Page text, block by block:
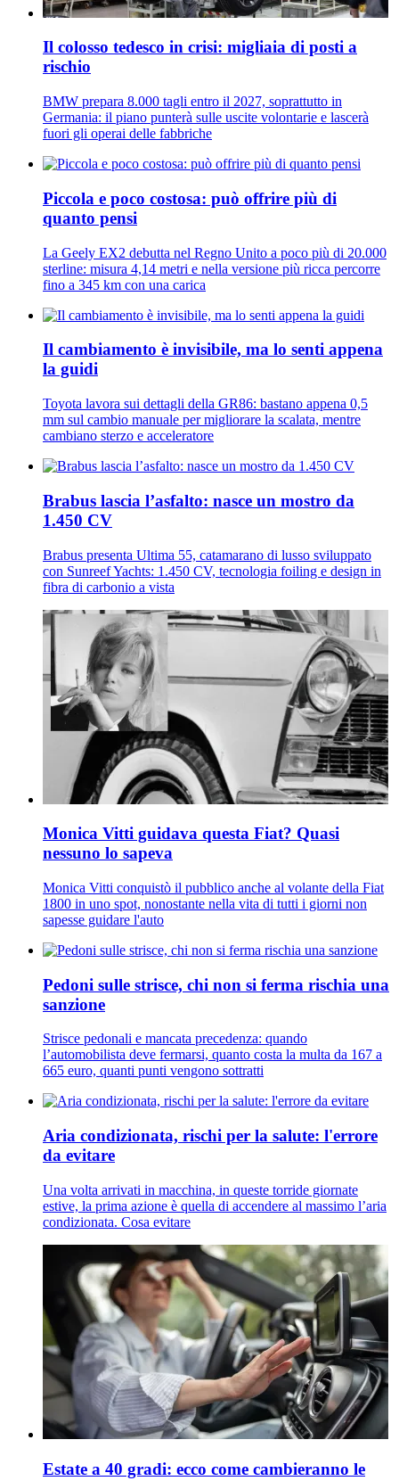
Il colosso tedesco in crisi: migliaia di posti a
rischio
BMW prepara 8.000 tagli entro il 2027, soprattutto in
Germania: il piano punterà sulle uscite volontarie e lascerà
fuori gli operai delle fabbriche
Piccola e poco costosa: può offrire più di
quanto pensi
La Geely EX2 debutta nel Regno Unito a poco più di 20.000
sterline: misura 4,14 metri e nella versione più ricca percorre
fino a 345 km con una carica
Il cambiamento è invisibile, ma lo senti appena
la guidi
Toyota lavora sui dettagli della GR86: bastano appena 0,5
mm sul cambio manuale per migliorare la scalata, mentre
cambiano sterzo e acceleratore
Brabus lascia l’asfalto: nasce un mostro da
1.450 CV
Brabus presenta Ultima 55, catamarano di lusso sviluppato
con Sunreef Yachts: 1.450 CV, tecnologia foiling e design in
fibra di carbonio a vista
Monica Vitti guidava questa Fiat? Quasi
nessuno lo sapeva
Monica Vitti conquistò il pubblico anche al volante della Fiat
1800 in uno spot, nonostante nella vita di tutti i giorni non
sapesse guidare l'auto
Pedoni sulle strisce, chi non si ferma rischia una
sanzione
Strisce pedonali e mancata precedenza: quando
l’automobilista deve fermarsi, quanto costa la multa da 167 a
665 euro, quanti punti vengono sottratti
Aria condizionata, rischi per la salute: l'errore
da evitare
Una volta arrivati in macchina, in queste torride giornate
estive, la prima azione è quella di accendere al massimo l’aria
condizionata. Cosa evitare
Estate a 40 gradi: ecco come cambieranno le